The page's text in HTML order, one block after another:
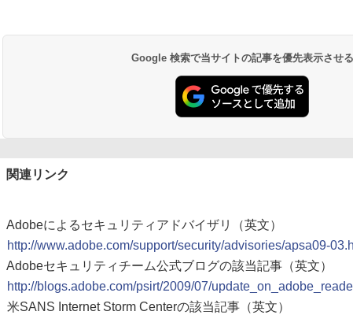
Google 検索で当サイトの記事を優先表示させる
関連リンク
Adobeによるセキュリティアドバイザリ（英文）
http://www.adobe.com/support/security/advisories/apsa09-
Adobeセキュリティチーム公式ブログの該当記事（英文）
http://blogs.adobe.com/psirt/2009/07/
米SANS Internet Storm Centerの該当記事（英文）